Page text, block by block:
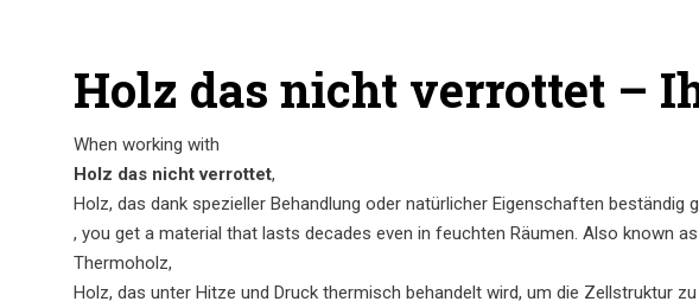
Holz das nicht verrottet –
When working with
Holz das nicht verrottet,
Holz, das dank spezieller Behandlung oder natürlicher Eigenschaften beständig
, you get a material that lasts decades even in feuchten Räumen. Also known as
Thermoholz,
Holz, das unter Hitze und Druck thermisch behandelt wird, um die Zellstruktur